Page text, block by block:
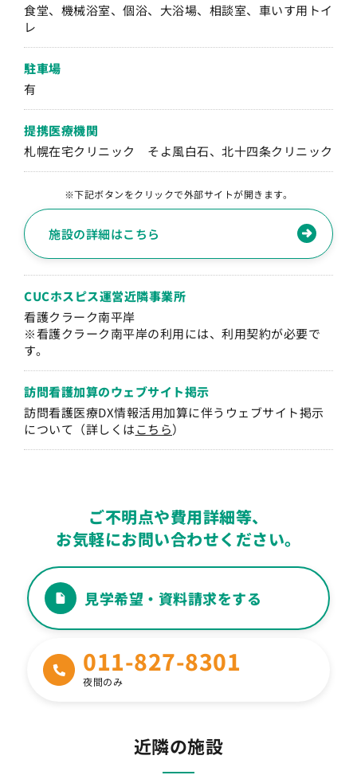
食堂、機械浴室、個浴、大浴場、相談室、車いす用トイ
レ
駐車場
有
提携医療機関
札幌在宅クリニック そよ風白石、北十四条クリニック
※下記ボタンをクリックで外部サイトが開きます。
施設の詳細はこちら
CUCホスピス運営近隣事業所
看護クラーク南平岸
※看護クラーク南平岸の利用には、利用契約が必要で
す。
訪問看護加算のウェブサイト掲示
訪問看護医療DX情報活用加算に伴うウェブサイト掲示
について（詳しくはこちら）
ご不明点や費用詳細等、
お気軽にお問い合わせください。
見学希望・資料請求をする
011-827-8301
夜間のみ
近隣の施設